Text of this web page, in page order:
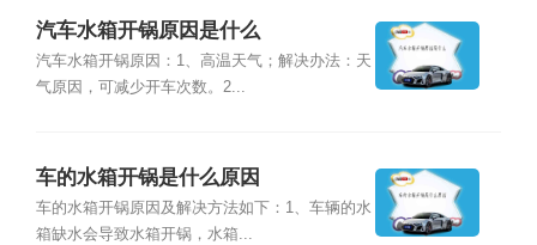
汽车水箱开锅原因是什么
汽车水箱开锅原因：1、高温天气；解决办法：天
气原因，可减少开车次数。2...
车的水箱开锅是什么原因
车的水箱开锅原因及解决方法如下：1、车辆的水
箱缺水会导致水箱开锅，水箱...